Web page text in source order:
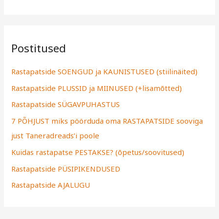
Postitused
Rastapatside SOENGUD ja KAUNISTUSED (stiilinäited)
Rastapatside PLUSSID ja MIINUSED (+lisamõtted)
Rastapatside SÜGAVPUHASTUS
7 PÕHJUST miks pöörduda oma RASTAPATSIDE sooviga
just Taneradreads’i poole
Kuidas rastapatse PESTAKSE? (õpetus/soovitused)
Rastapatside PÜSIPIKENDUSED
Rastapatside AJALUGU